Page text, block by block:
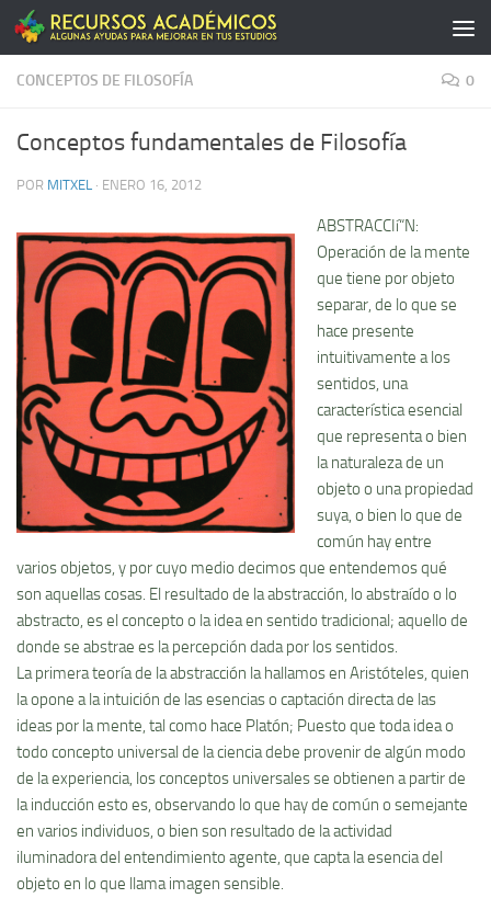
Saltar al contenido
CONCEPTOS DE FILOSOFÍA 0
Conceptos fundamentales de Filosofí­a
POR MITXEL · ENERO 16, 2012
ABSTRACCIí“N:
Operación de la mente
que tiene por objeto
separar, de lo que se
hace presente
intuitivamente a los
sentidos, una
caracterí­stica esencial
que representa o bien
la naturaleza de un
objeto o una propiedad
suya, o bien lo que de
común hay entre
varios objetos, y por cuyo medio decimos que entendemos qué
son aquellas cosas. El resultado de la abstracción, lo abstraí­do o lo
abstracto, es el concepto o la idea en sentido tradicional; aquello de
donde se abstrae es la percepción dada por los sentidos.
La primera teorí­a de la abstracción la hallamos en Aristóteles, quien
la opone a la intuición de las esencias o captación directa de las
ideas por la mente, tal como hace Platón; Puesto que toda idea o
todo concepto universal de la ciencia debe provenir de algún modo
de la experiencia, los conceptos universales se obtienen a partir de
la inducción esto es, observando lo que hay de común o semejante
en varios individuos, o bien son resultado de la actividad
iluminadora del entendimiento agente, que capta la esencia del
objeto en lo que llama imagen sensible.